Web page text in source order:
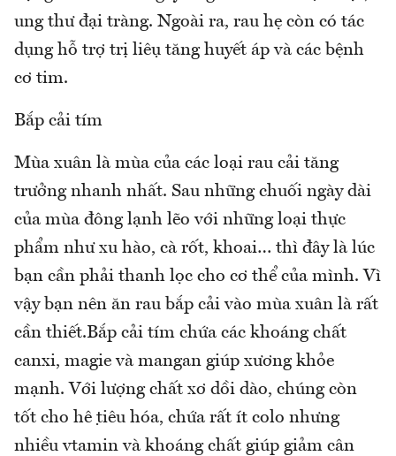
ung thư đại tràng. Ngoài ra, rau hẹ còn có tác
dụng hỗ trợ trị liệu tăng huyết áp và các bệnh
cơ tim.
Bắp cải tím
Mùa xuân là mùa của các loại rau cải tăng
trưởng nhanh nhất. Sau những chuối ngày dài
của mùa đông lạnh lẽo với những loại thực
phẩm như xu hào, cà rốt, khoai… thì đây là lúc
bạn cần phải thanh lọc cho cơ thể của mình. Vì
vậy bạn nên ăn rau bắp cải vào mùa xuân là rất
cần thiết.Bắp cải tím chứa các khoáng chất
canxi, magie và mangan giúp xương khỏe
mạnh. Với lượng chất xơ dồi dào, chúng còn
tốt cho hệ tiêu hóa, chứa rất ít colo nhưng
nhiều vtamin và khoáng chất giúp giảm cân